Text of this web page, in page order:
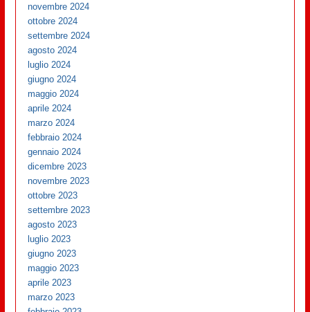
novembre 2024
ottobre 2024
settembre 2024
agosto 2024
luglio 2024
giugno 2024
maggio 2024
aprile 2024
marzo 2024
febbraio 2024
gennaio 2024
dicembre 2023
novembre 2023
ottobre 2023
settembre 2023
agosto 2023
luglio 2023
giugno 2023
maggio 2023
aprile 2023
marzo 2023